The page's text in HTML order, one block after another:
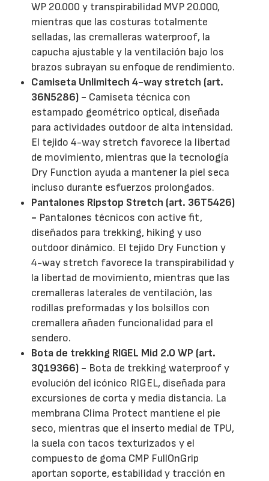
WP 20.000 y transpirabilidad MVP 20.000,
mientras que las costuras totalmente
selladas, las cremalleras waterproof, la
capucha ajustable y la ventilación bajo los
brazos subrayan su enfoque de rendimiento.
Camiseta Unlimitech 4-way stretch (art.
36N5286) - Camiseta técnica con
estampado geométrico optical, diseñada
para actividades outdoor de alta intensidad.
El tejido 4-way stretch favorece la libertad
de movimiento, mientras que la tecnología
Dry Function ayuda a mantener la piel seca
incluso durante esfuerzos prolongados.
Pantalones Ripstop Stretch (art. 36T5426)
- Pantalones técnicos con active fit,
diseñados para trekking, hiking y uso
outdoor dinámico. El tejido Dry Function y
4-way stretch favorece la transpirabilidad y
la libertad de movimiento, mientras que las
cremalleras laterales de ventilación, las
rodillas preformadas y los bolsillos con
cremallera añaden funcionalidad para el
sendero.
Bota de trekking RIGEL Mid 2.0 WP (art.
3Q19366) - Bota de trekking waterproof y
evolución del icónico RIGEL, diseñada para
excursiones de corta y media distancia. La
membrana Clima Protect mantiene el pie
seco, mientras que el inserto medial de TPU,
la suela con tacos texturizados y el
compuesto de goma CMP FullOnGrip
aportan soporte, estabilidad y tracción en